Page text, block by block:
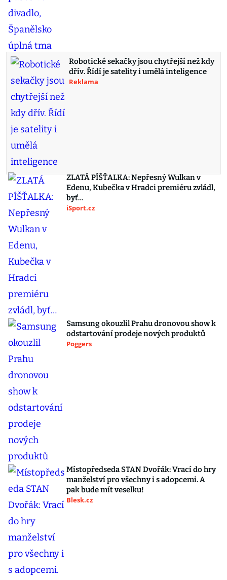
Robotické sekačky jsou chytřejší než kdy
dřív. Řídí je satelity i umělá inteligence
Reklama
ZLATÁ PÍŠŤALKA: Nepřesný Wulkan v
Edenu, Kubečka v Hradci premiéru zvládl,
byť…
iSport.cz
Samsung okouzlil Prahu dronovou show k
odstartování prodeje nových produktů
Poggers
Místopředseda STAN Dvořák: Vrací do hry
manželství pro všechny i s adopcemi. A
pak bude mít veselku!
Blesk.cz